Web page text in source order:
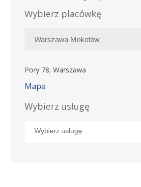
Wybierz placówkę
Pory 78, Warszawa
Mapa
Wybierz usługę